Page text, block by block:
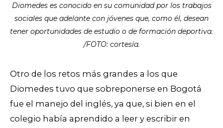
Diomedes es conocido en su comunidad por los trabajos
sociales que adelante con jóvenes que, como él, desean
tener oportunidades de estudio o de formación deportiva.
/FOTO: cortesía.
Otro de los retos más grandes a los que
Diomedes tuvo que sobreponerse en Bogotá
fue el manejo del inglés, ya que, si bien en el
colegio había aprendido a leer y escribir en